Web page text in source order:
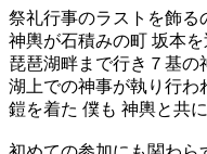
祭礼行事のラストを飾る
神輿が石積みの町 坂本を
琵琶湖畔まで行き７基の
湖上での神事が執り行わ
鎧を着た 僕も 神輿と共